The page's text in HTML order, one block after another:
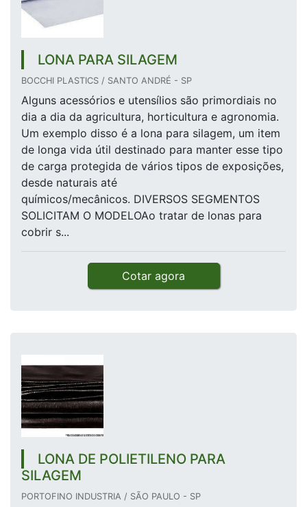
LONA PARA SILAGEM
BOCCHI PLASTICS / SANTO ANDRÉ - SP
Alguns acessórios e utensílios são primordiais no
dia a dia da agricultura, horticultura e agronomia.
Um exemplo disso é a lona para silagem, um item
de longa vida útil destinado para manter esse tipo
de carga protegida de vários tipos de exposições,
desde naturais até
químicos/mecânicos. DIVERSOS SEGMENTOS
SOLICITAM O MODELOAo tratar de lonas para
cobrir s...
Cotar agora
LONA DE POLIETILENO PARA
SILAGEM
PORTOFINO INDUSTRIA / SÃO PAULO - SP